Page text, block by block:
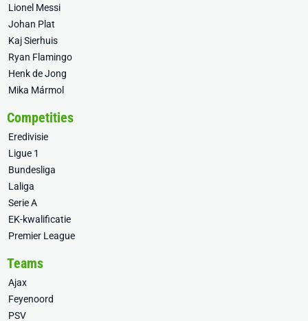
Lionel Messi
Johan Plat
Kaj Sierhuis
Ryan Flamingo
Henk de Jong
Mika Mármol
Competities
Eredivisie
Ligue 1
Bundesliga
Laliga
Serie A
EK-kwalificatie
Premier League
Teams
Ajax
Feyenoord
PSV